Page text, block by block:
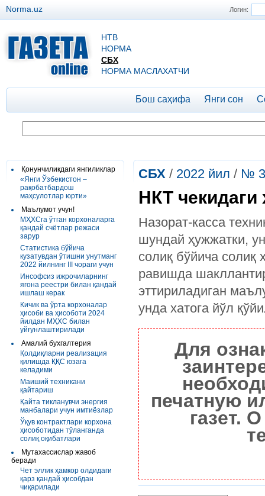
Логин:
Norma.uz
НТВ
НОРМА
СБХ
НОРМА МАСЛАХАТЧИ
Бош саҳифа Янги сон
Қонунчиликдаги янгиликлар
«Янги Ўзбекистон –
рақобатбардош
маҳсулотлар юрти»
Маълумот учун!
МҲХСга ўтган корхоналарга
қандай счётлар режаси
зарур
Статистика бўйича
кузатувдан ўтишни унутманг
2022 йилнинг III чораги учун
Инсофсиз ижрочиларнинг
ягона реестри билан қандай
ишлаш керак
Кичик ва ўрта корхоналар
ҳисоби ва ҳисоботи 2024
йилдан МҲХС билан
уйғунлаштирилади
Амалий бухгалтерия
Қолдиқларни реализация
қилишда ҚҚС юзага
келадими
Маиший техникани
қайтариш
Қайта тикланувчи энергия
манбалари учун имтиёзлар
Ўқув контрактлари корхона
ҳисоботидан тўланганда
солиқ оқибатлари
Мутахассислар жавоб
беради
Чет эллик ҳамкор олдидаги
қарз қандай ҳисобдан
чиқарилади
СБХ / 2022 йил / №
НКТ чекидаги
Назорат-касса
шундай ҳужжатки,
солиқ бўйича солиқ
равишда
эттириладиган
унда хатога йўл
Для
печатную
газет.